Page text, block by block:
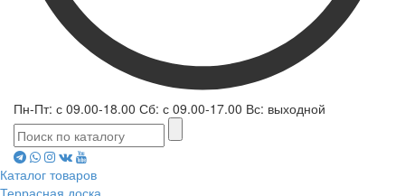
Пн-Пт: с 09.00-18.00 Сб: с 09.00-17.00 Вс: выходной
Каталог товаров